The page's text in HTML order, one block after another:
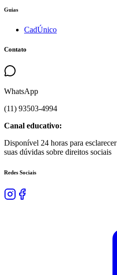
Guias
CadÚnico
Contato
WhatsApp
(11) 93503-4994
Canal educativo:
Disponível 24 horas para esclarecer
suas dúvidas sobre direitos sociais
Redes Sociais